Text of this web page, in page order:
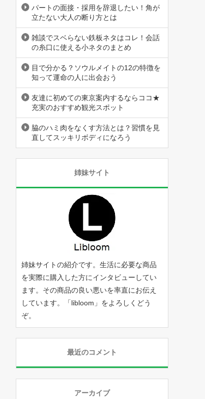
パートの面接・採用を辞退したい！角が
立たない大人の断り方とは
雑談でスベらない鉄板ネタはコレ！会話
の糸口に使える小ネタのまとめ
目で分かる？ソウルメイトの12の特徴を
知って運命の人に出会おう
友達に初めての東京案内するならココ★
充実のおすすめ観光スポット
脇のハミ肉をなくす方法とは？習慣を見
直してスッキリボディになろう
姉妹サイト
姉妹サイトの紹介です。生活に必要な商品
を実際に購入した方にインタビューしてい
ます。その商品の良い悪いを率直にお伝え
しています。「libloom 」をよろしくどう
ぞ。
最近のコメント
アーカイブ